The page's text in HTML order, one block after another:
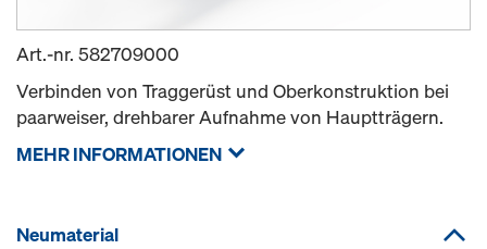
Art.-nr. 582709000
Verbinden von Traggerüst und Oberkonstruktion bei
paarweiser, drehbarer Aufnahme von Hauptträgern.
MEHR INFORMATIONEN
Neumaterial